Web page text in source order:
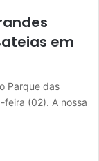
em
Parque das
(02). A nossa